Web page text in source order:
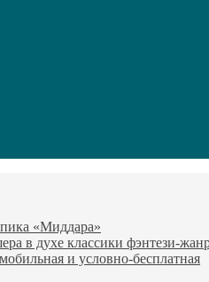
«Миддара»
в духе классики фэнтези-
и условно-бесплатная